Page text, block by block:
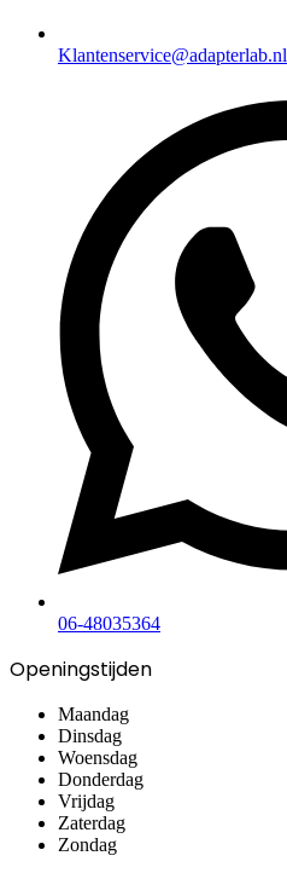
Klantenservice@adapterlab.nl
06-48035364
Openingstijden
Maandag
Dinsdag
Woensdag
Donderdag
Vrijdag
Zaterdag
Zondag